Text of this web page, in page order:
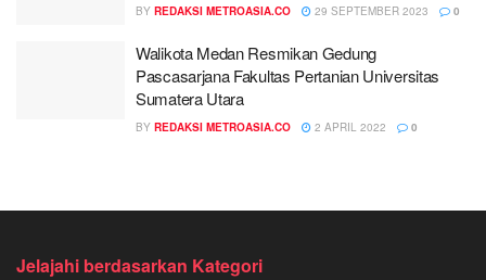
BY REDAKSI METROASIA.CO 29 SEPTEMBER 2023 0
Walikota Medan Resmikan Gedung
Pascasarjana Fakultas Pertanian Universitas
Sumatera Utara
BY REDAKSI METROASIA.CO 2 APRIL 2022 0
Jelajahi berdasarkan Kategori